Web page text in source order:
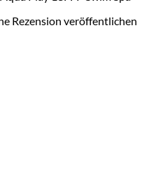
Rezension veröffentlichen